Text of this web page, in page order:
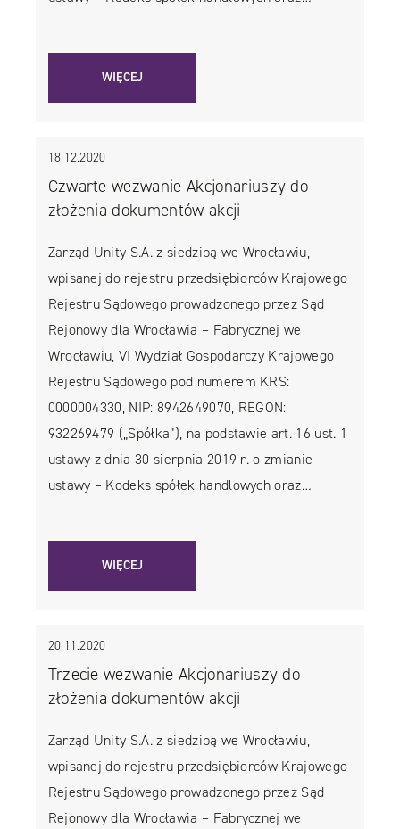
WIĘCEJ
18.12.2020
Czwarte wezwanie Akcjonariuszy do
złożenia dokumentów akcji
Zarząd Unity S.A. z siedzibą we Wrocławiu,
wpisanej do rejestru przedsiębiorców Krajowego
Rejestru Sądowego prowadzonego przez Sąd
Rejonowy dla Wrocławia – Fabrycznej we
Wrocławiu, VI Wydział Gospodarczy Krajowego
Rejestru Sądowego pod numerem KRS:
0000004330, NIP: 8942649070, REGON:
932269479 („Spółka”), na podstawie art. 16 ust. 1
ustawy z dnia 30 sierpnia 2019 r. o zmianie
ustawy – Kodeks spółek handlowych oraz…
WIĘCEJ
20.11.2020
Trzecie wezwanie Akcjonariuszy do
złożenia dokumentów akcji
Zarząd Unity S.A. z siedzibą we Wrocławiu,
wpisanej do rejestru przedsiębiorców Krajowego
Rejestru Sądowego prowadzonego przez Sąd
Rejonowy dla Wrocławia – Fabrycznej we